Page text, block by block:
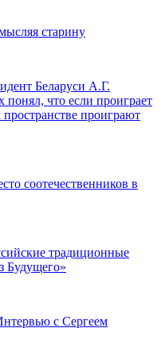
старину
Беларуси А.Г.
что если проиграет
пространстве проиграют
соотечественников в
традиционные
Будущего»
с Сергеем